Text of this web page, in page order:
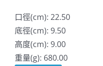
口徑(cm): 22.50
底徑(cm): 9.50
高度(cm): 9.00
重量(g): 680.00